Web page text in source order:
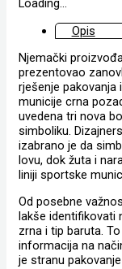
Loading...
Opis
Njemački
prezentovao
rješenje pakovanja
municije crna
uvedena tri nova
simboliku.
izabrano je da
lovu, dok žuta i
liniji sportske
Od posebne
lakše identifikovati
zrna i tip baruta.
informacija na
je stranu